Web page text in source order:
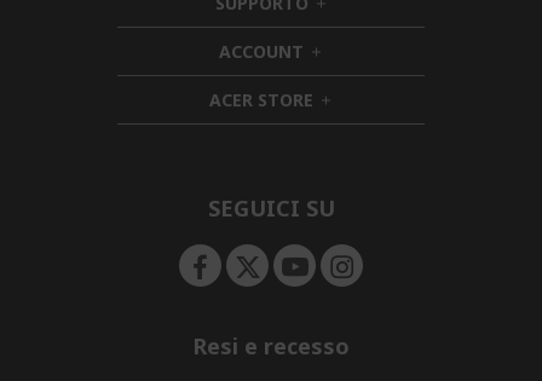
d
d
e
n
h
i
d
d
e
n
ACCOUNT h
i
d
d
ACER STORE h
i
e
SEGUICI SU
Resi e recesso